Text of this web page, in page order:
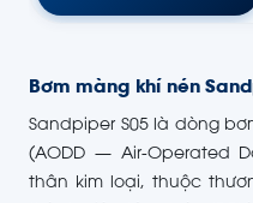
Bơm màng khí nén
Sandpiper S05 là dòng
(AODD — Air-Operated
thân kim loại, thuộc